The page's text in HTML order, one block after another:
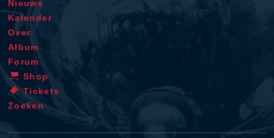
Nieuws
Kalender
Over
Album
Forum
Shop
Tickets
Zoeken